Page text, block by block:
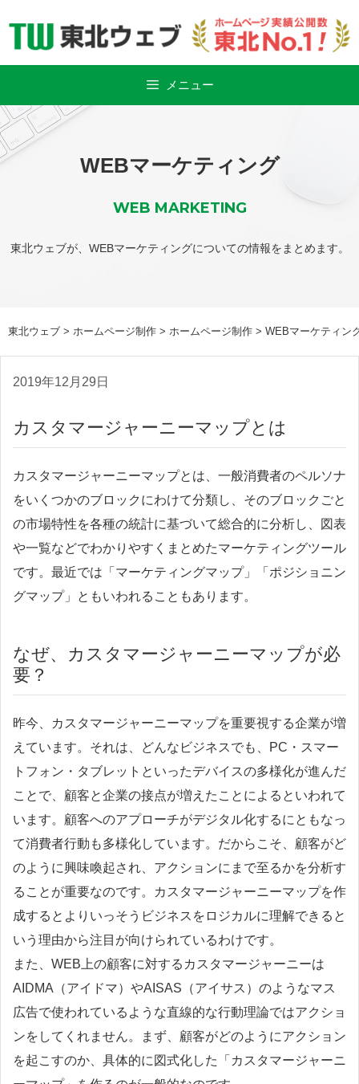
メニュー
WEBマーケティング
WEB MARKETING
東北ウェブが、WEBマーケティングについての情報をまとめます。
東北ウェブ > ホームページ制作 > ホームページ制作 > WEBマーケティン
2019年12月29日
カスタマージャーニーマップとは
カスタマージャーニーマップとは、一般消費者のペルソナ
をいくつかのブロックにわけて分類し、そのブロックごと
の市場特性を各種の統計に基づいて総合的に分析し、図表
や一覧などでわかりやすくまとめたマーケティングツール
です。最近では「マーケティングマップ」「ポジショニン
グマップ」ともいわれることもあります。
なぜ、カスタマージャーニーマップが必
要？
昨今、カスタマージャーニーマップを重要視する企業が増
えています。それは、どんなビジネスでも、PC・スマー
トフォン・タブレットといったデバイスの多様化が進んだ
ことで、顧客と企業の接点が増えたことによるといわれて
います。顧客へのアプローチがデジタル化するにともなっ
て消費者行動も多様化しています。だからこそ、顧客がど
のように興味喚起され、アクションにまで至るかを分析す
ることが重要なのです。カスタマージャーニーマップを作
成するとよりいっそうビジネスをロジカルに理解できると
いう理由から注目が向けられているわけです。
また、WEB上の顧客に対するカスタマージャーニーは
AIDMA（アイドマ）やAISAS（アイサス）のようなマス
広告で使われているような直線的な行動理論ではアクショ
ンをしてくれません。まず、顧客がどのようにアクション
を起こすのか、具体的に図式化した「カスタマージャーニ